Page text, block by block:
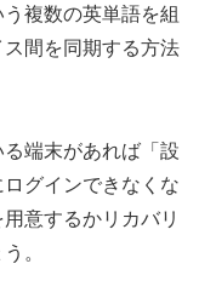
複数の英単語を組
間を同期する方法
端末があれば「設
グインできなくな
意するかリカバリ
。